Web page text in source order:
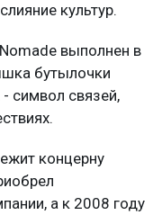
культур.
выполнен в
бутылочки
- символ связей,
концерну
а к 2008 году